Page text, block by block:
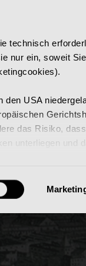
technisch
nur ein, soweit
den USA
das Risiko,
unterliegen und
dass Cookies von
der unbedingt
und daher